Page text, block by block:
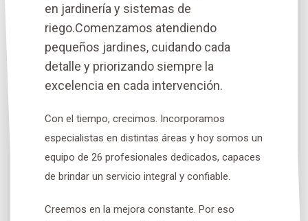
en jardinería y sistemas de
riego.Comenzamos atendiendo
pequeños jardines, cuidando cada
detalle y priorizando siempre la
excelencia en cada intervención.
Con el tiempo, crecimos. Incorporamos
especialistas en distintas áreas y hoy somos un
equipo de 26 profesionales dedicados, capaces
de brindar un servicio integral y confiable.
Creemos en la mejora constante. Por eso